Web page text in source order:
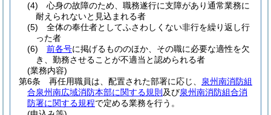
(4)
心身の故障のため、職務遂行に支障があり通常業務に
耐えられないと見込まれる者
(5)
全体の奉仕者としてふさわしくない非行を繰り返し行
った者
(6)
前各号に掲げるもののほか、その職に必要な適性を欠
き、勤務させることが不適当と認められる者
(業務内容)
第6条
再任用職員は、配置された部署に応じ、 泉州南消防組
合泉州南広域消防本部に関する規則 及び泉州南消防組合消
防署に関する規程で定める業務を行う。